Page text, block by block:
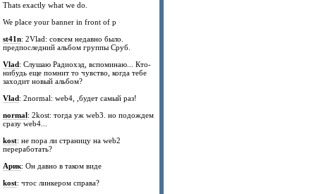
Thats exactly what we do.
We place your banner in front of p
st41n: 2Vlad: совсем недавно было.
предпоследний альбом группы Сруб.
Vlad: Слушаю Радиохэд, вспоминаю... Кто-
нибудь еще помнит то чувство, когда тебе
заходит новый альбом?
Vlad: 2normal: web4, ,будет самый раз!
normal: 2kost: тогда уж web3. но подождем
сразу web4...
kost: не пора ли страницу на web2
переработать?
Арик: Он давно в таком виде
kost: чтос линкером справа?